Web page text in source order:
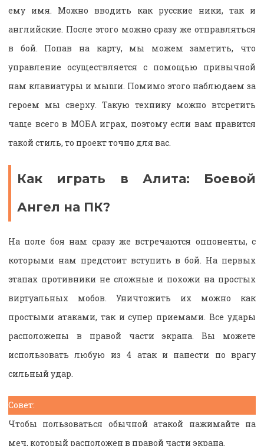
ему имя. Можно вводить как русские ники, так и
английские. После этого можно сразу же отправляться
в бой. Попав на карту, мы можем заметить, что
управление осуществляется с помощью привычной
нам клавиатуры и мыши. Помимо этого наблюдаем за
героем мы сверху. Такую технику можно втсретить
чаще всего в МОБА играх, поэтому если вам нравится
такой стиль, то проект точно для вас.
Как играть в Алита: Боевой
Ангел на ПК?
На поле боя нам сразу же встречаются оппоненты, с
которыми нам предстоит вступить в бой. На первых
этапах противники не сложные и похожи на простых
виртуальных мобов. Уничтожить их можно как
простыми атаками, так и супер приемами. Все удары
расположены в правой части экрана. Вы можете
использовать любую из 4 атак и нанести по врагу
сильный удар.
Совет:
Чтобы пользоваться обычной атакой нажимайте на
меч, который расположен в правой части экрана.